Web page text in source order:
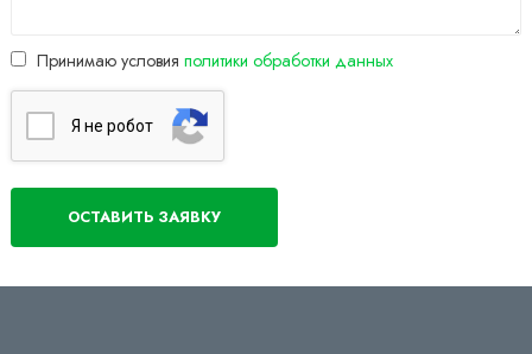
Принимаю условия политики обработки данных
Я нe poбoт